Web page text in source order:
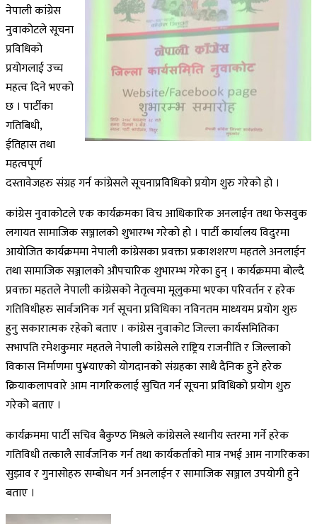
नेपाली कांग्रेस
नुवाकोटले सूचना
प्रविधिको
प्रयोगलाई उच्च
महत्व दिने भएको
छ । पार्टीका
गतिबिधी,
ईतिहास तथा
महत्वपूर्ण
दस्तावेजहरु संग्रह गर्न कांग्रेसले सूचनाप्रविधिको प्रयोग शुरु गरेको हो ।
कांग्रेस नुवाकोटले एक कार्यक्रमका विच आधिकारिक अनलाईन तथा फेसवुक
लगायत सामाजिक सञ्जालको शुभारम्भ गरेको हो । पार्टी कार्यालय विदुरमा
आयोजित कार्यक्रममा नेपाली कांग्रेसका प्रवक्ता प्रकाशशरण महतले अनलाईन
तथा सामाजिक सञ्जालको औपचारिक शुभारम्भ गरेका हुन् । कार्यक्रममा बोल्दै
प्रवक्ता महतले नेपाली कांग्रेसको नेतृत्वमा मूलुकमा भएका परिवर्तन र हरेक
गतिविधीहरु सार्वजनिक गर्न सूचना प्रविधिका नविनतम माध्ययम प्रयोग शुरु
हुनु सकारात्मक रहेको बताए । कांग्रेस नुवाकोट जिल्ला कार्यसमितिका
सभापति रमेशकुमार महतले नेपाली कांग्रेसले राष्ट्रिय राजनीति र जिल्लाको
विकास निर्माणमा पु¥याएको योगदानको संग्रहका साथै दैनिक हुने हरेक
क्रियाकलापवारे आम नागरिकलाई सुचित गर्न सूचना प्रविधिको प्रयोग शुरु
गरेको बताए ।
कार्यक्रममा पार्टी सचिव बैकुण्ठ मिश्रले कांग्रेसले स्थानीय स्तरमा गर्ने हरेक
गतिविधी तत्कालै सार्वजनिक गर्न तथा कार्यकर्ताको मात्र नभई आम नागरिकका
सुझाव र गुनासोहरु सम्बोधन गर्न अनलाईन र सामाजिक सञ्जाल उपयोगी हुने
बताए ।